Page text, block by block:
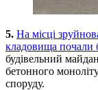
5. На місці
кладовища почали
будівельний
бетонного
споруду.